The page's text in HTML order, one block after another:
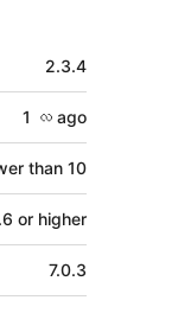
2.3.4
1 လ ago
than 10
or higher
7.0.3